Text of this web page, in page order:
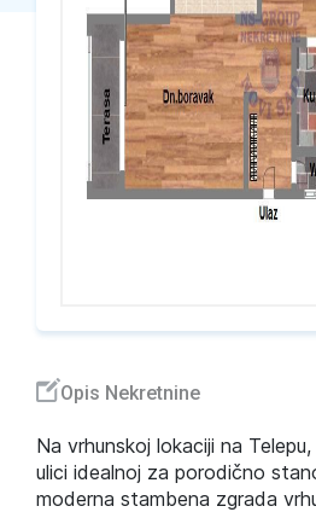
Opis Nekretnine
Na vrhunskoj lokaciji na
ulici idealnoj za porodično
moderna stambena zgrada